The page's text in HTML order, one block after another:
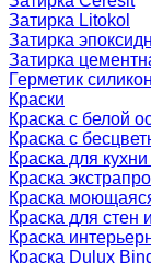
Затирка Litokol
Затирка
Затирка
Герметик
Краски
Краска с белой
Краска с
Краска для
Краска
Краска
Краска для стен
Краска
Краска Dulux